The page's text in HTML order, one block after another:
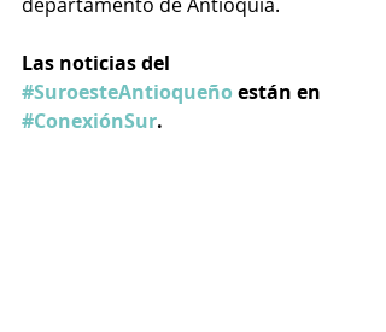
Las noticias del
#SuroesteAntioqueño están en
#ConexiónSur.